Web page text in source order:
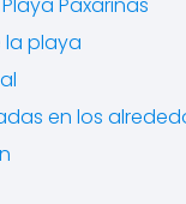
la playa
en los